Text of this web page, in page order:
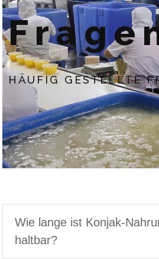
HÄUFIG GESTELLTE
Wie lange ist Konjak-
haltbar?